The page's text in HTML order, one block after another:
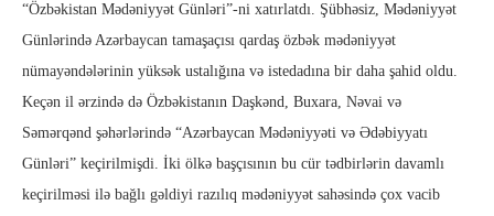
“Özbəkistan Mədəniyyət Günləri”-ni xatırlatdı. Şübhəsiz, Mədəniyyət
Günlərində Azərbaycan tamaşaçısı qardaş özbək mədəniyyət
nümayəndələrinin yüksək ustalığına və istedadına bir daha şahid oldu.
Keçən il ərzində də Özbəkistanın Daşkənd, Buxara, Nəvai və
Səmərqənd şəhərlərində “Azərbaycan Mədəniyyəti və Ədəbiyyatı
Günləri” keçirilmişdi. İki ölkə başçısının bu cür tədbirlərin davamlı
keçirilməsi ilə bağlı gəldiyi razılıq mədəniyyət sahəsində çox vacib